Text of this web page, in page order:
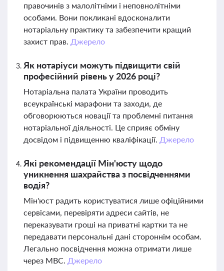
правочинів з малолітніми і неповнолітніми
особами. Вони покликані вдосконалити
нотаріальну практику та забезпечити кращий
захист прав. Джерело
Як нотаріуси можуть підвищити свій
професійний рівень у 2026 році?
Нотаріальна палата України проводить
всеукраїнські марафони та заходи, де
обговорюються новації та проблемні питання
нотаріальної діяльності. Це сприяє обміну
досвідом і підвищенню кваліфікації. Джерело
Які рекомендації Мін'юсту щодо
уникнення шахрайства з посвідченнями
водія?
Мін'юст радить користуватися лише офіційними
сервісами, перевіряти адреси сайтів, не
переказувати гроші на приватні картки та не
передавати персональні дані стороннім особам.
Легально посвідчення можна отримати лише
через МВС. Джерело